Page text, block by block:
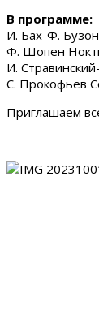
В программе:
И. Бах-Ф.
Ф. Шопен
И.
С. Прокофьев
Приглашаем